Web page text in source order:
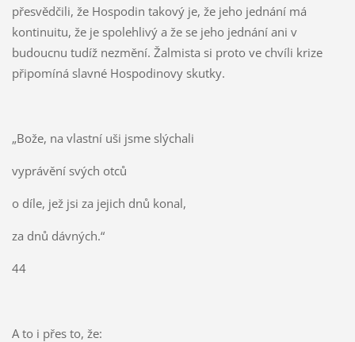
přesvědčili, že Hospodin takový je, že jeho jednání má
kontinuitu, že je spolehlivý a že se jeho jednání ani v
budoucnu tudíž nezmění. Žalmista si proto ve chvíli krize
připomíná slavné Hospodinovy skutky.
„Bože, na vlastní uši jsme slýchali
vyprávění svých otců
o díle, jež jsi za jejich dnů konal,
za dnů dávných.“
44
A to i přes to, že: